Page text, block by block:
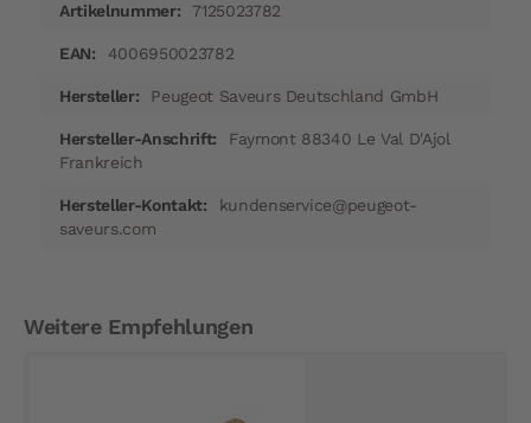
7125023782
4006950023782
Peugeot Saveurs Deutschland GmbH
Faymont 88340 Le Val D'Ajol
Frankreich
kundenservice@peugeot-
saveurs.com
Weitere Empfehlungen